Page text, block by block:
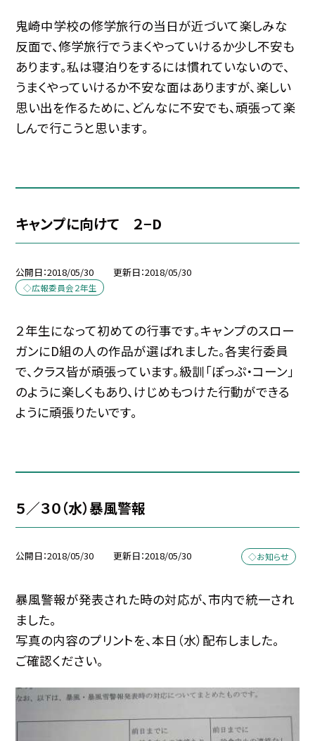
鬼崎中学校の修学旅行の当日が近づいて楽しみな
反面で、修学旅行でうまくやっていけるか少し不安も
あります。私は寝泊りをするには慣れていないので、
うまくやっていけるか不安な面はありますが、楽しい
思い出を作るために、どんなに不安でも、頑張って楽
しんで行こうと思います。
キャンプに向けて ２−D
公開日 2018/05/30 更新日 2018/05/30
◇広報委員会２年生
２年生になって初めての行事です。キャンプのスロー
ガンにD組の人の作品が選ばれました。各実行委員
で、クラス皆が頑張っています。級訓「ぽっぷ・コーン」
のように楽しくもあり、けじめもつけた行動ができる
ように頑張りたいです。
５／３０（水）暴風警報
公開日 2018/05/30 更新日 2018/05/30 ◇お知らせ
暴風警報が発表された時の対応が、市内で統一され
ました。
写真の内容のプリントを、本日（水）配布しました。
ご確認ください。